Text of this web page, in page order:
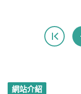
網站介紹